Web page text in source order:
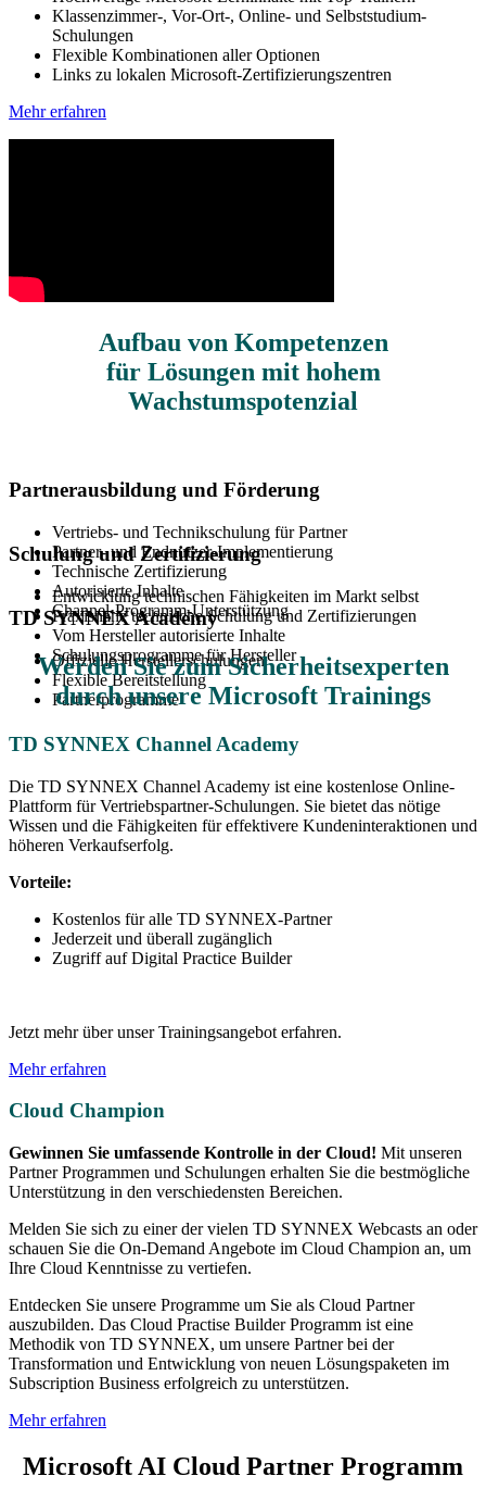
Klassenzimmer-, Vor-Ort-, Online- und Selbststudium-
Schulungen
Flexible Kombinationen aller Optionen
Links zu lokalen Microsoft-Zertifizierungszentren
Mehr erfahren
Aufbau von Kompetenzen
für Lösungen mit hohem
Wachstumspotenzial
Partnerausbildung und Förderung
Vertriebs- und Technikschulung für Partner
Partner- und Endnutzer-Implementierung
Technische Zertifizierung
Autorisierte Inhalte
Channel-Programm-Unterstützung
Schulung und Zertifizierung
Entwicklung technischen Fähigkeiten im Markt selbst
Praxisnahe technische Schulung und Zertifizierungen
Vom Hersteller autorisierte Inhalte
Schulungsprogramme für Hersteller
TD SYNNEX Academy
Offizielle Herstellerschulungen
Flexible Bereitstellung
Partnerprogramme
Werden Sie zum Sicherheitsexperten
durch unsere Microsoft Trainings
TD SYNNEX Channel Academy
Die TD SYNNEX Channel Academy ist eine kostenlose Online-
Plattform für Vertriebspartner-Schulungen. Sie bietet das nötige
Wissen und die Fähigkeiten für effektivere Kundeninteraktionen und
höheren Verkaufserfolg.
Vorteile:
Kostenlos für alle TD SYNNEX-Partner
Jederzeit und überall zugänglich
Zugriff auf Digital Practice Builder
Jetzt mehr über unser Trainingsangebot erfahren.
Mehr erfahren
Cloud Champion
Gewinnen Sie umfassende Kontrolle in der Cloud! Mit unseren
Partner Programmen und Schulungen erhalten Sie die bestmögliche
Unterstützung in den verschiedensten Bereichen.
Melden Sie sich zu einer der vielen TD SYNNEX Webcasts an oder
schauen Sie die On-Demand Angebote im Cloud Champion an, um
Ihre Cloud Kenntnisse zu vertiefen.
Entdecken Sie unsere Programme um Sie als Cloud Partner
auszubilden. Das Cloud Practise Builder Programm ist eine
Methodik von TD SYNNEX, um unsere Partner bei der
Transformation und Entwicklung von neuen Lösungspaketen im
Subscription Business erfolgreich zu unterstützen.
Mehr erfahren
Microsoft AI Cloud Partner Programm